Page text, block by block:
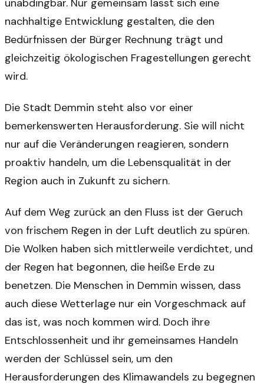
unabdingbar. Nur gemeinsam lässt sich eine
nachhaltige Entwicklung gestalten, die den
Bedürfnissen der Bürger Rechnung trägt und
gleichzeitig ökologischen Fragestellungen gerecht
wird.
Die Stadt Demmin steht also vor einer
bemerkenswerten Herausforderung. Sie will nicht
nur auf die Veränderungen reagieren, sondern
proaktiv handeln, um die Lebensqualität in der
Region auch in Zukunft zu sichern.
Auf dem Weg zurück an den Fluss ist der Geruch
von frischem Regen in der Luft deutlich zu spüren.
Die Wolken haben sich mittlerweile verdichtet, und
der Regen hat begonnen, die heiße Erde zu
benetzen. Die Menschen in Demmin wissen, dass
auch diese Wetterlage nur ein Vorgeschmack auf
das ist, was noch kommen wird. Doch ihre
Entschlossenheit und ihr gemeinsames Handeln
werden der Schlüssel sein, um den
Herausforderungen des Klimawandels zu begegnen